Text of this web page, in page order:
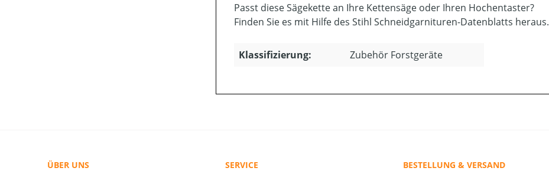
Passt diese Sägekette an Ihre Kettensäge oder Ihren Hochentaster?
Finden Sie es mit Hilfe des Stihl Schneidgarnituren-Datenblatts heraus.
Klassifizierung: Zubehör Forstgeräte
ÜBER UNS
SERVICE
BESTELLUNG & VERSAND